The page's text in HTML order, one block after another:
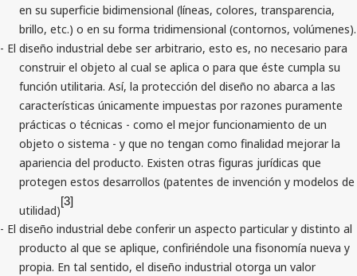
en su superficie bidimensional (líneas, colores, transparencia,
brillo, etc.) o en su forma tridimensional (contornos, volúmenes).
- El diseño industrial debe ser arbitrario, esto es, no necesario para
construir el objeto al cual se aplica o para que éste cumpla su
función utilitaria. Así, la protección del diseño no abarca a las
características únicamente impuestas por razones puramente
prácticas o técnicas - como el mejor funcionamiento de un
objeto o sistema - y que no tengan como finalidad mejorar la
apariencia del producto. Existen otras figuras jurídicas que
protegen estos desarrollos (patentes de invención y modelos de
utilidad)
[3]
- El diseño industrial debe conferir un aspecto particular y distinto al
producto al que se aplique, confiriéndole una fisonomía nueva y
propia. En tal sentido, el diseño industrial otorga un valor